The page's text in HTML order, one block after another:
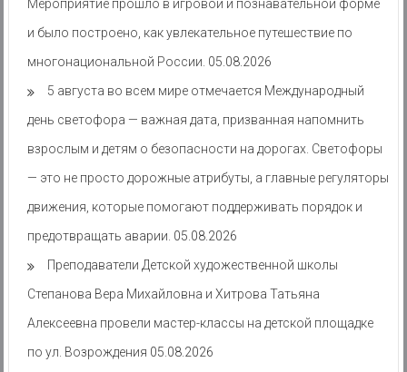
Мероприятие прошло в игровой и познавательной форме
и было построено, как увлекательное путешествие по
многонациональной России. 05.08.2026
5 августа во всем мире отмечается Международный
день светофора — важная дата, призванная напомнить
взрослым и детям о безопасности на дорогах. Светофоры
— это не просто дорожные атрибуты, а главные регуляторы
движения, которые помогают поддерживать порядок и
предотвращать аварии. 05.08.2026
Преподаватели Детской художественной школы
Степанова Вера Михайловна и Хитрова Татьяна
Алексеевна провели мастер-классы на детской площадке
по ул. Возрождения 05.08.2026